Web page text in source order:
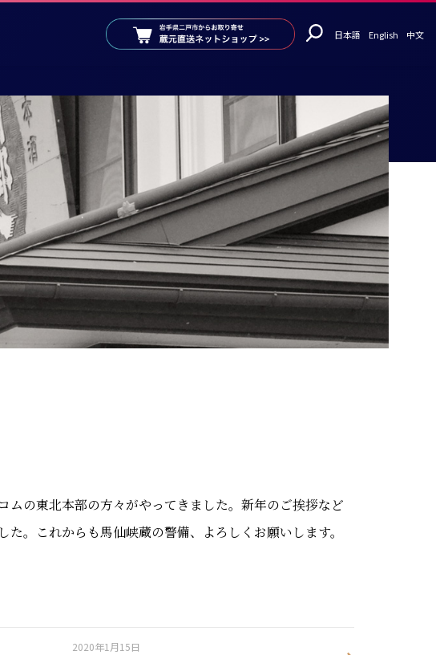
日本語 English 中文
ムの東北本部の方々がやってきました。新年のご挨拶など
。これからも馬仙峡蔵の警備、よろしくお願いします。
2020年1月15日